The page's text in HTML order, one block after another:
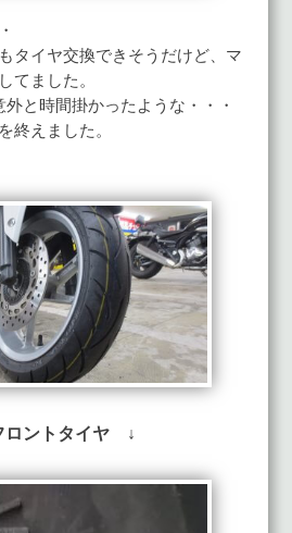
タイヤ交換できそうだけど、マ
てました。
と時間掛かったような・・・
終えました。
ントタイヤ ↓